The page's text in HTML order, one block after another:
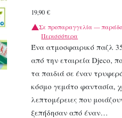
19,90€
Σε προπαραγγελία —
Περισσότερα
Ένα ατμοσφαιρικό παζλ
από την εταιρεία Djeco,
τα παιδιά σε έναν
κόσμο γεμάτο φαντασία,
λεπτομέρειες που
ξεπήδησαν από έναν…